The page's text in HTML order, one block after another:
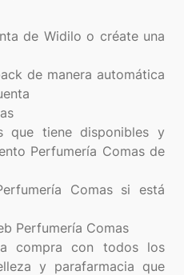
de Widilo o créate una
de manera automática
que tiene disponibles y
Perfumería Comas de
Comas si está
Perfumería Comas
compra con todos los
y parafarmacia que